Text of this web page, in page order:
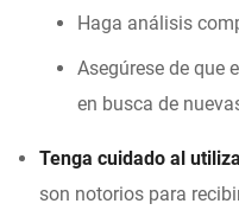
Haga análisis
Asegúrese de que
en busca de
Tenga cuidado al
son notorios para